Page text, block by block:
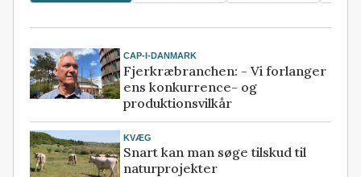
CAP-I-DANMARK
Fjerkræbranchen: - Vi forlanger
ens konkurrence- og
produktionsvilkår
KVÆG
Snart kan man søge tilskud til
naturprojekter